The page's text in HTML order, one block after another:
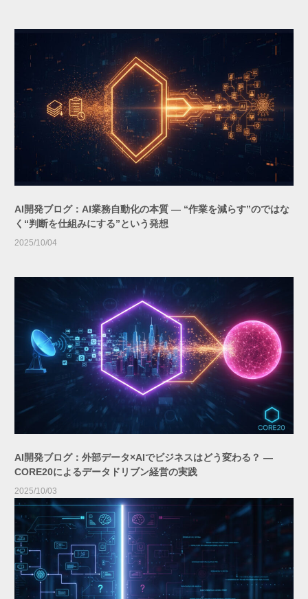
AI開発ブログ：AI業務自動化の本質 ― “作業を減らす”のではな
く“判断を仕組みにする”という発想
2025/10/04
AI開発ブログ：外部データ×AIでビジネスはどう変わる？ ―
CORE20によるデータドリブン経営の実践
2025/10/03